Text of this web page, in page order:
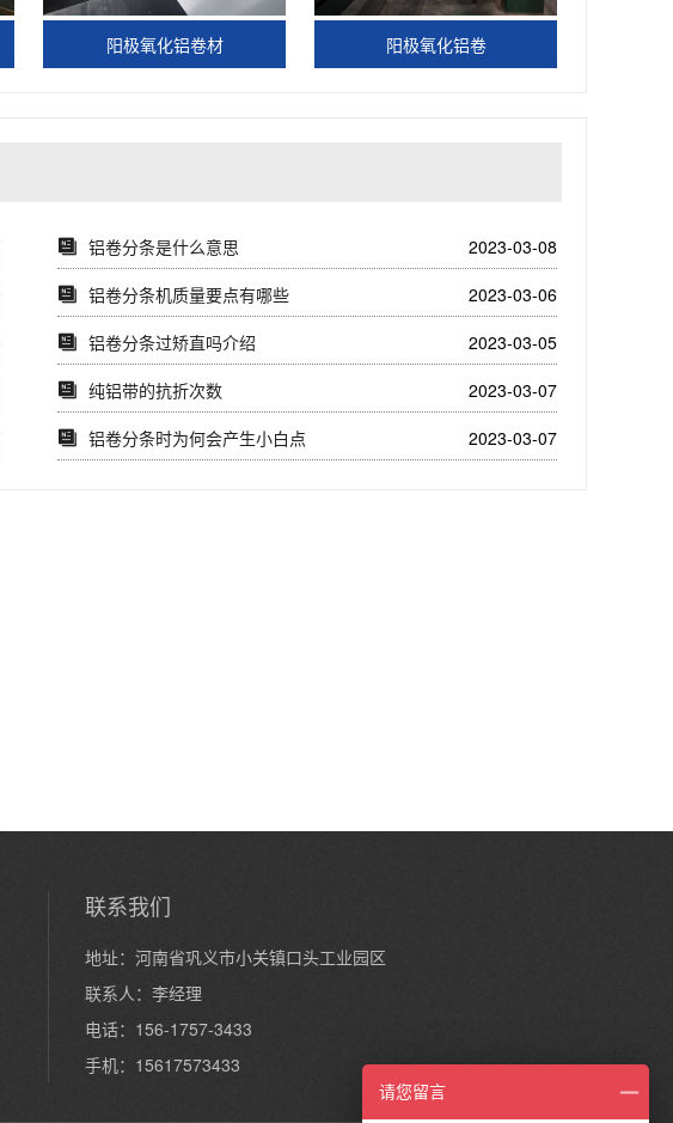
阳极氧化铝卷材 阳极氧化铝卷
铝卷分条是什么意思
2023-03-08
铝卷分条机质量要点有哪些
2023-03-06
铝卷分条过矫直吗介绍
2023-03-05
纯铝带的抗折次数
2023-03-07
铝卷分条时为何会产生小白点 2023-03-07
联系我们
地址：河南省巩义市小关镇口头工业园区
联系人：李经理
电话：156-1757-3433
手机：15617573433
请您留言